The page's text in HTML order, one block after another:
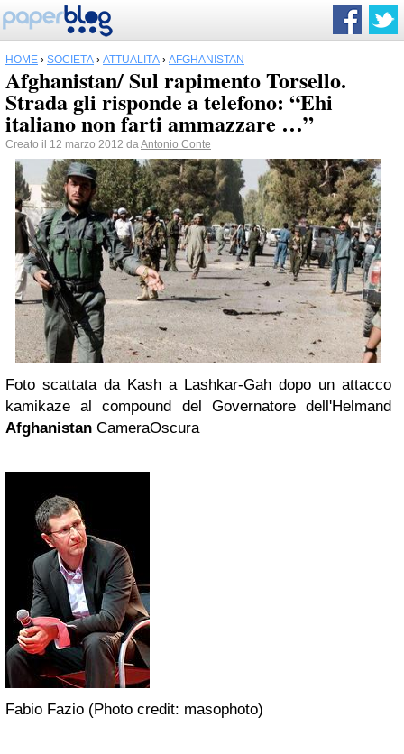
HOME › SOCIETÀ › ATTUALITÀ › AFGHANISTAN
Afghanistan/ Sul rapimento Torsello.
Strada gli risponde a telefono: “Ehi
italiano non farti ammazzare …”
Creato il 12 marzo 2012 daAntonio Conte
Foto scattata da Kash a Lashkar-Gah dopo un attacco
kamikaze al compound del Governatore dell'Helmand
Afghanistan CameraOscura
Fabio Fazio (Photo credit: masophoto)